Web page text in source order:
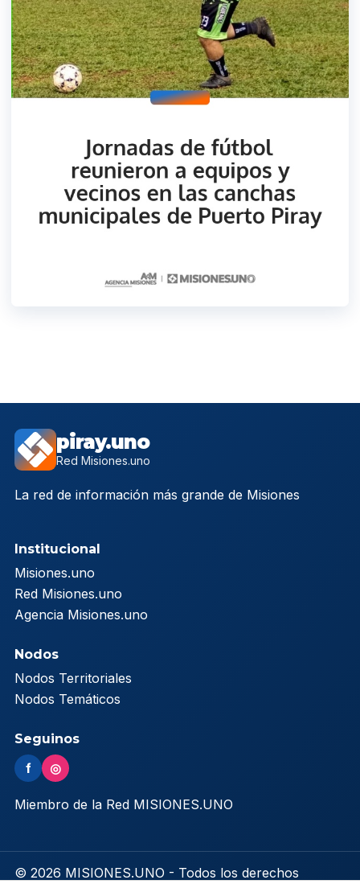
piray.uno
Red Misiones.uno
La red de información más grande de Misiones
Institucional
Misiones.uno
Red Misiones.uno
Agencia Misiones.uno
Nodos
Nodos Territoriales
Nodos Temáticos
Seguinos
f ◎
Miembro de la Red MISIONES.UNO
© 2026 MISIONES.UNO - Todos los derechos